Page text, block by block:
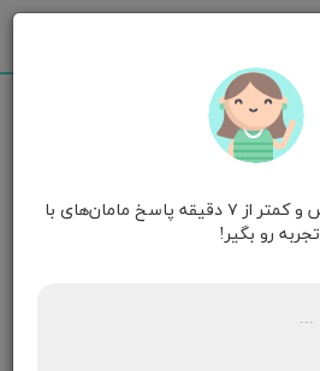
سوالت رو همین الان بپرس و کمتر از ۷ دقیقه پاسخ مامان‌های با
تجربه رو بگیر!